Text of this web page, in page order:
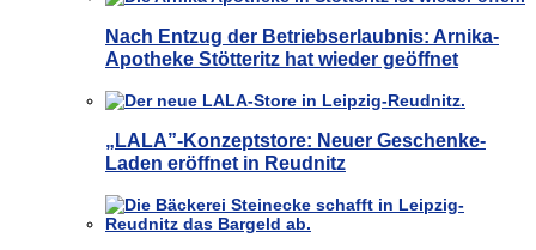
Nach Entzug der Betriebserlaubnis: Arnika-
Apotheke Stötteritz hat wieder geöffnet
„LALA”-Konzeptstore: Neuer Geschenke-
Laden eröffnet in Reudnitz